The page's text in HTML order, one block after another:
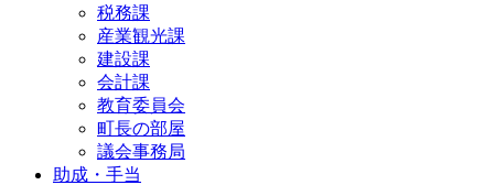
税務課
産業観光課
建設課
会計課
教育委員会
町長の部屋
議会事務局
助成・手当